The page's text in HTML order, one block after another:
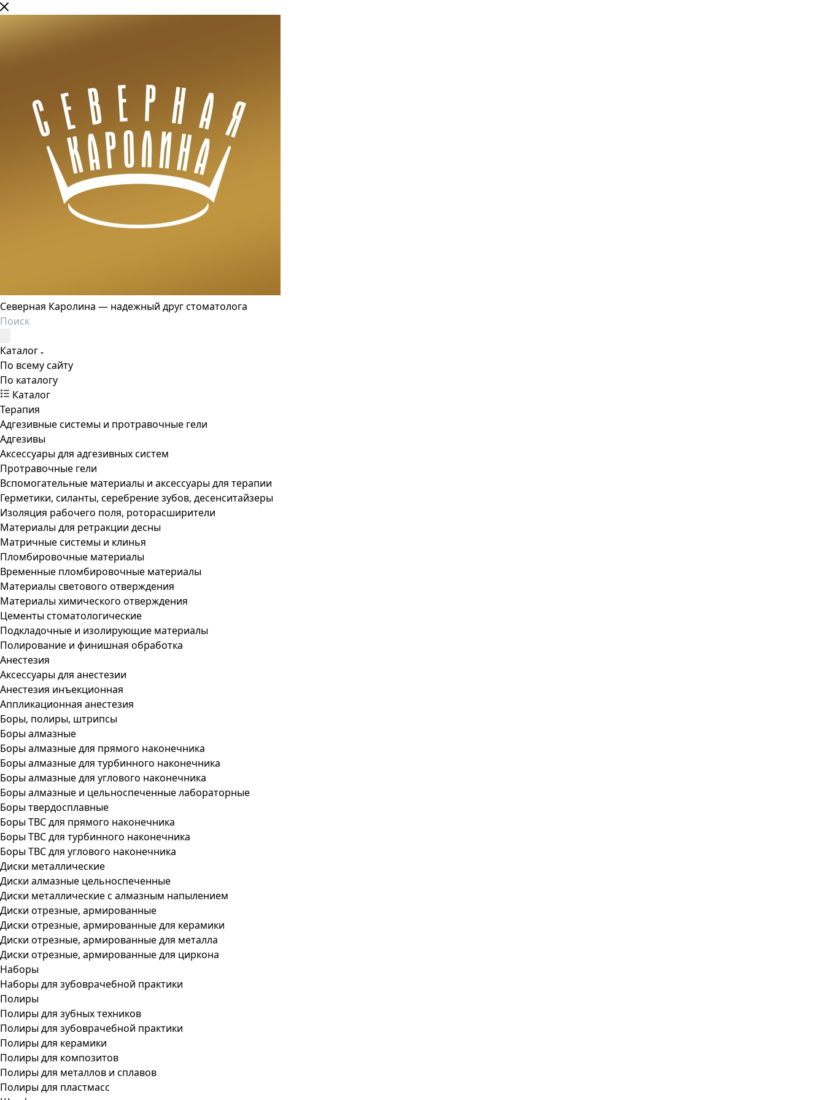
Северная Каролина — надежный друг стоматолога
Каталог
По всему сайту
По каталогу
Каталог
Терапия
Адгезивные системы и протравочные гели
Адгезивы
Аксессуары для адгезивных систем
Протравочные гели
Вспомогательные материалы и аксессуары для терапии
Герметики, силанты, серебрение зубов, десенситайзеры
Изоляция рабочего поля, роторасширители
Материалы для ретракции десны
Матричные системы и клинья
Пломбировочные материалы
Временные пломбировочные материалы
Материалы светового отверждения
Материалы химического отверждения
Цементы стоматологические
Подкладочные и изолирующие материалы
Полирование и финишная обработка
Анестезия
Аксессуары для анестезии
Анестезия инъекционная
Аппликационная анестезия
Боры, полиры, штрипсы
Боры алмазные
Боры алмазные для прямого наконечника
Боры алмазные для турбинного наконечника
Боры алмазные для углового наконечника
Боры алмазные и цельноспеченные лабораторные
Боры твердосплавные
Боры ТВС для прямого наконечника
Боры ТВС для турбинного наконечника
Боры ТВС для углового наконечника
Диски металлические
Диски алмазные цельноспеченные
Диски металлические с алмазным напылением
Диски отрезные, армированные
Диски отрезные, армированные для керамики
Диски отрезные, армированные для металла
Диски отрезные, армированные для циркона
Наборы
Наборы для зубоврачебной практики
Полиры
Полиры для зубных техников
Полиры для зубоврачебной практики
Полиры для керамики
Полиры для композитов
Полиры для металлов и сплавов
Полиры для пластмасс